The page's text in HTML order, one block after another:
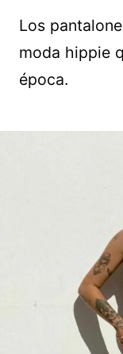
Los
moda hippie
época.